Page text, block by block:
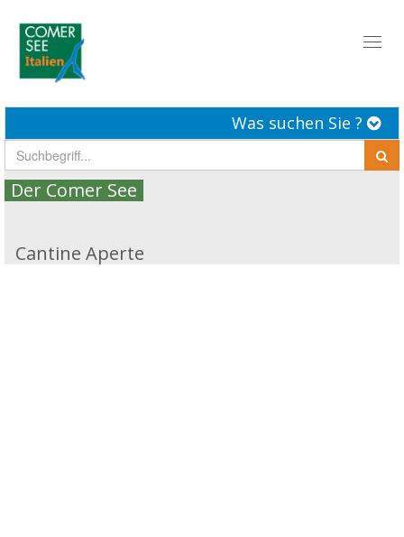
Was suchen Sie ?
Der Comer See
Cantine Aperte